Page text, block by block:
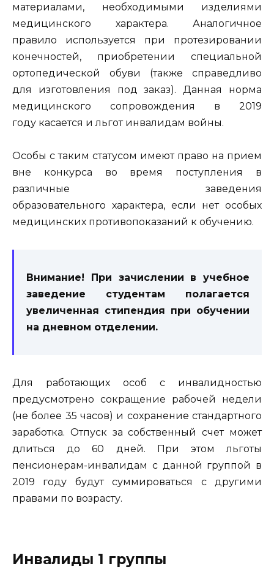
материалами, необходимыми изделиями
медицинского характера. Аналогичное
правило используется при протезировании
конечностей, приобретении специальной
ортопедической обуви (также справедливо
для изготовления под заказ). Данная норма
медицинского сопровождения в 2019
году касается и льгот инвалидам войны.
Особы с таким статусом имеют право на прием
вне конкурса во время поступления в
различные заведения
образовательного характера, если нет особых
медицинских противопоказаний к обучению.
Внимание! При зачислении в учебное
заведение студентам полагается
увеличенная стипендия при обучении
на дневном отделении.
Для работающих особ с инвалидностью
предусмотрено сокращение рабочей недели
(не более 35 часов) и сохранение стандартного
заработка. Отпуск за собственный счет может
длиться до 60 дней. При этом льготы
пенсионерам-инвалидам с данной группой в
2019 году будут суммироваться с другими
правами по возрасту.
Инвалиды 1 группы